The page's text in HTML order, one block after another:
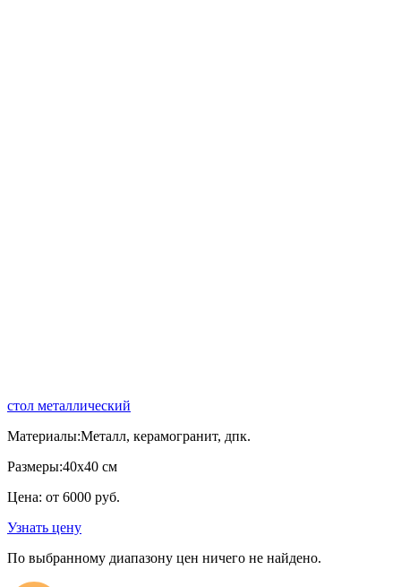
стол металлический
Материалы:Металл, керамогранит, дпк.
Размеры:40х40 см
Цена: от 6000 руб.
Узнать цену
По выбранному диапазону цен ничего не найдено.